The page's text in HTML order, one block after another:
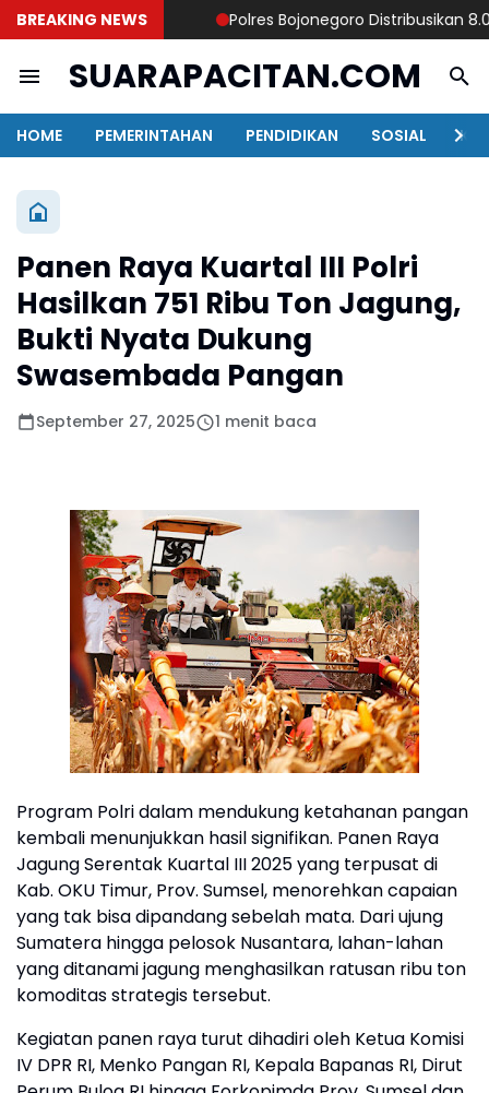
BREAKING NEWS Polres Bojonegoro Distribusikan 8.000
SUARAPACITAN.COM
HOME PEMERINTAHAN PENDIDIKAN SOSIAL
Panen Raya Kuartal III Polri
Hasilkan 751 Ribu Ton Jagung,
Bukti Nyata Dukung
Swasembada Pangan
September 27, 2025 1 menit baca
Program Polri dalam mendukung ketahanan pangan
kembali menunjukkan hasil signifikan. Panen Raya
Jagung Serentak Kuartal III 2025 yang terpusat di
Kab. OKU Timur, Prov. Sumsel, menorehkan capaian
yang tak bisa dipandang sebelah mata. Dari ujung
Sumatera hingga pelosok Nusantara, lahan-lahan
yang ditanami jagung menghasilkan ratusan ribu ton
komoditas strategis tersebut.
Kegiatan panen raya turut dihadiri oleh Ketua Komisi
IV DPR RI, Menko Pangan RI, Kepala Bapanas RI, Dirut